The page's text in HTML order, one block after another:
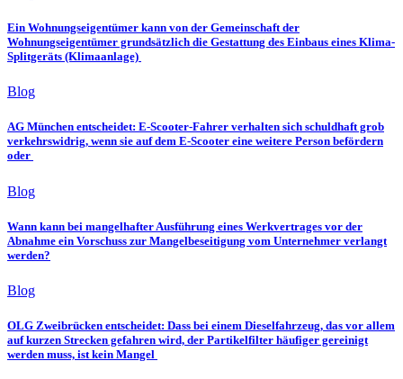
Ein Wohnungseigentümer kann von der Gemeinschaft der
Wohnungseigentümer grundsätzlich die Gestattung des Einbaus eines Klima-
Splitgeräts (Klimaanlage)
Blog
AG München entscheidet: E-Scooter-Fahrer verhalten sich schuldhaft grob
verkehrswidrig, wenn sie auf dem E-Scooter eine weitere Person befördern
oder
Blog
Wann kann bei mangelhafter Ausführung eines Werkvertrages vor der
Abnahme ein Vorschuss zur Mangelbeseitigung vom Unternehmer verlangt
werden?
Blog
OLG Zweibrücken entscheidet: Dass bei einem Dieselfahrzeug, das vor allem
auf kurzen Strecken gefahren wird, der Partikelfilter häufiger gereinigt
werden muss, ist kein Mangel